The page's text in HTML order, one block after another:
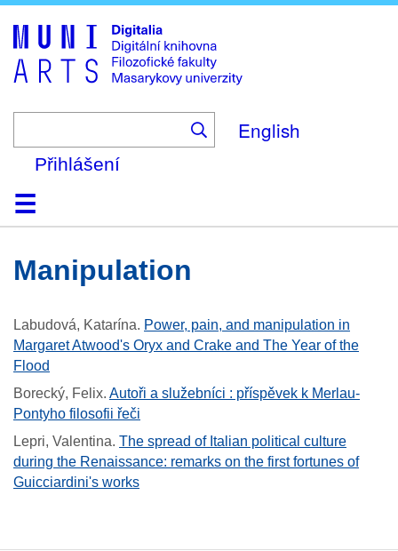
to
main
content
English
Přihlášení
DomůKolekce
Prohlížení
Vyhledávání
O platformě
Nápověda
KontaktDigitalia
manipulation
Labudová, Katarína. Power, pain, and manipulation in
Margaret Atwood's Oryx and Crake and The Year of the
Flood
Borecký, Felix. Autoři a služebníci : příspěvek k Merlau-
Pontyho filosofii řeči
Lepri, Valentina. The spread of Italian political culture
during the Renaissance: remarks on the first fortunes of
Guicciardini's works